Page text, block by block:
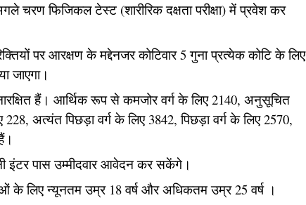
चरण फिजिकल टेस्ट (शारीरिक दक्षता परीक्षा) में प्रवेश कर
पर आरक्षण के मद्देनजर कोटिवार 5 गुना प्रत्येक कोटि के लिए
जाएगा।
हैं। आर्थिक रूप से कमजोर वर्ग के लिए 2140, अनुसूचित
अत्यंत पिछड़ा वर्ग के लिए 3842, पिछड़ा वर्ग के लिए 2570,
इंटर पास उम्मीदवार आवेदन कर सकेंगे।
के लिए न्यूनतम उम्र 18 वर्ष और अधिकतम उम्र 25 वर्ष ।